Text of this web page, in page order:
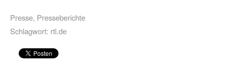
Presse, Presseberichte
Schlagwort: rtl.de